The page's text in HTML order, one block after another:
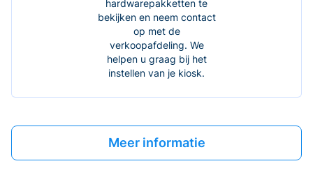
hardwarepakketten te
bekijken en neem contact
op met de
verkoopafdeling. We
helpen u graag bij het
instellen van je kiosk.
Meer informatie